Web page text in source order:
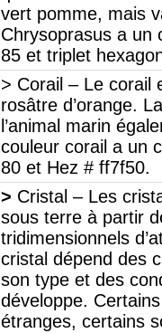
vert pomme, mais
Chrysoprasus a un
85 et triplet
> Corail – Le corail
rosâtre d’orange.
l’animal marin
couleur corail a un
80 et Hez # ff7f50.
> Cristal – Les
sous terre à partir
tridimensionnels
cristal dépend des
son type et des
développe.
étranges, certains